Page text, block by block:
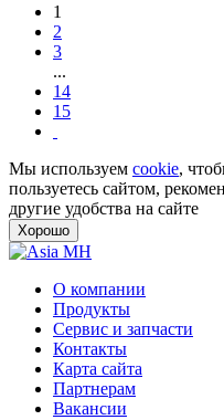
1
2
3
...
14
15
Мы используем cookie,
пользуетесь сайтом,
другие удобства на сайте
Хорошо
О компании
Продукты
Сервис и запчасти
Контакты
Карта сайта
Партнерам
Вакансии